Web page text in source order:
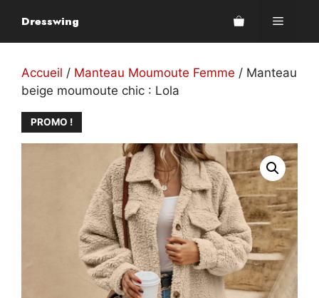
contenu
Dresswing Menu
Accueil / Manteau Moumoute Femme / Manteau
beige moumoute chic : Lola
PROMO !